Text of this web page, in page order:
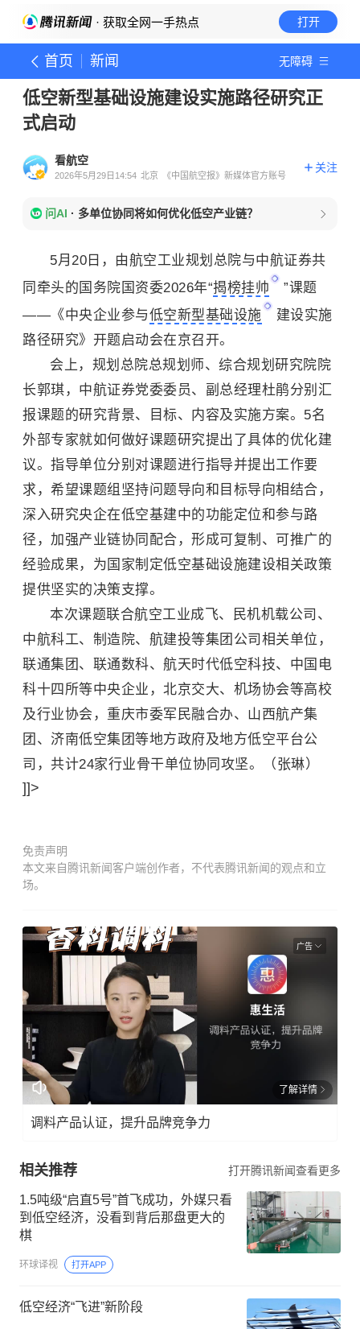
· 获取全网一手热点 打开
首页 新闻 无障碍
低空新型基础设施建设实施路径研究正
式启动
看航空
2026年5月29日14:54 北京 《中国航空报》新媒体官方账号
关注
问AI · 多单位协同将如何优化低空产业链？
5月20日，由航空工业规划总院与中航证券共
同牵头的国务院国资委2026年“揭榜挂帅
”课题
——《中央企业参与低空新型基础设施
建设实施
路径研究》开题启动会在京召开。
会上，规划总院总规划师、综合规划研究院院
长郭琪，中航证券党委委员、副总经理杜鹃分别汇
报课题的研究背景、目标、内容及实施方案。5名
外部专家就如何做好课题研究提出了具体的优化建
议。指导单位分别对课题进行指导并提出工作要
求，希望课题组坚持问题导向和目标导向相结合，
深入研究央企在低空基建中的功能定位和参与路
径，加强产业链协同配合，形成可复制、可推广的
经验成果，为国家制定低空基础设施建设相关政策
提供坚实的决策支撑。
本次课题联合航空工业成飞、民机机载公司、
中航科工、制造院、航建投等集团公司相关单位，
联通集团、联通数科、航天时代低空科技、中国电
科十四所等中央企业，北京交大、机场协会等高校
及行业协会，重庆市委军民融合办、山西航产集
团、济南低空集团等地方政府及地方低空平台公
司，共计24家行业骨干单位协同攻坚。（张琳）
]]>
免责声明
本文来自腾讯新闻客户端创作者，不代表腾讯新闻的观点和立
场。
广告
了解详情
调料产品认证，提升品牌竞争力
相关推荐 打开腾讯新闻查看更多
1.5吨级“启直5号”首飞成功，外媒只看
到低空经济，没看到背后那盘更大的
棋
环球译视 打开APP
低空经济“飞进”新阶段